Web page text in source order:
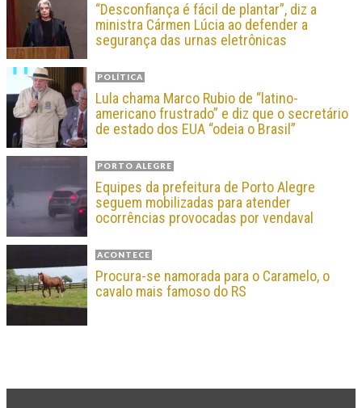
“Desconfiança é fácil de plantar”, diz a
ministra Cármen Lúcia ao defender a
segurança das urnas eletrônicas
POLÍTICA
Lula chama Marco Rubio de “latino-
americano frustrado” e diz que o secretário
de estado dos EUA “odeia o Brasil”
PORTO ALEGRE
Equipes da prefeitura de Porto Alegre
seguem mobilizadas para atender
ocorrências provocadas por vendaval
ACONTECE
Procura-se namorada para o Caramelo, o
cavalo mais famoso do RS